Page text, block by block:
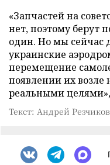
«Запчастей на
нет, поэтому берут
один. Но мы сейчас
украинские
перемещение
появлении их возле
реальными
Текст: Андрей Резчиков